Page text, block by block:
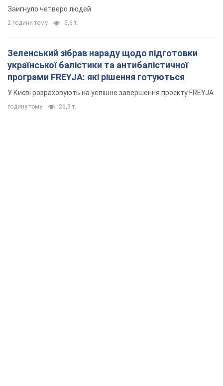
Заигнуло четверо людей
2 години тому 5,6 т.
Зеленський зібрав нараду щодо підготовки
української балістики та антибалістичної
програми FREYJA: які рішення готуються
У Києві розраховують на успішне завершення проєкту FREYJA
годину тому 26,3 т.